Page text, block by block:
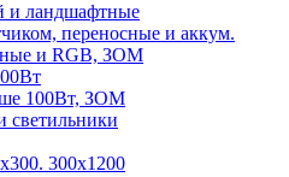
и ландшафтные
переносные и аккум.
и RGB, ЗОМ
100Вт, ЗОМ
светильники
300х1200